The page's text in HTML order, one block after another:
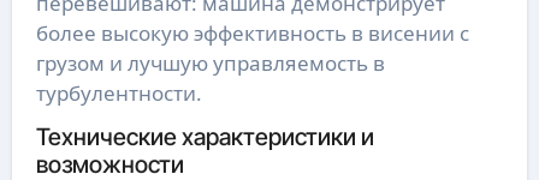
более высокую эффективность в висении с
грузом и лучшую управляемость в
турбулентности.
Технические характеристики и
возможности